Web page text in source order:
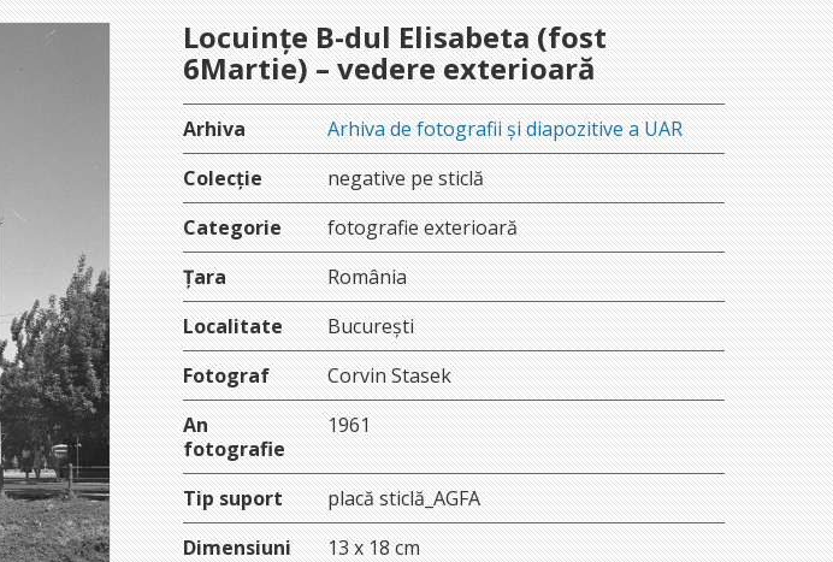
Locuințe B-dul Elisabeta (fost
6Martie) – vedere exterioară
Arhiva
Arhiva de fotografii și diapozitive a UAR
Colecție
negative pe sticlă
Categorie
fotografie exterioară
Țara
România
Localitate
București
Fotograf
Corvin Stasek
An
fotografie
1961
Tip suport
placă sticlă_AGFA
Dimensiuni
13 x 18 cm